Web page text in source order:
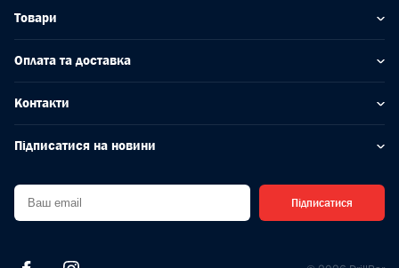
Товари
Оплата та доставка
Контакти
Підписатися на новини
Підписатися